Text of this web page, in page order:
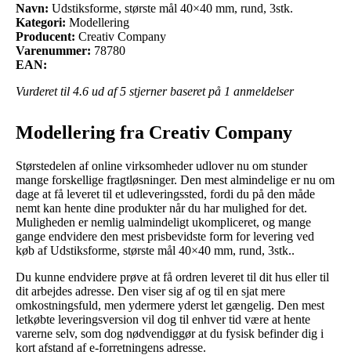
Navn: Udstiksforme, største mål 40×40 mm, rund, 3stk.
Kategori: Modellering
Producent: Creativ Company
Varenummer: 78780
EAN:
Vurderet til 4.6 ud af 5 stjerner baseret på 1 anmeldelser
Modellering fra Creativ Company
Størstedelen af online virksomheder udlover nu om stunder
mange forskellige fragtløsninger. Den mest almindelige er nu om
dage at få leveret til et udleveringssted, fordi du på den måde
nemt kan hente dine produkter når du har mulighed for det.
Muligheden er nemlig ualmindeligt ukompliceret, og mange
gange endvidere den mest prisbevidste form for levering ved
køb af Udstiksforme, største mål 40×40 mm, rund, 3stk..
Du kunne endvidere prøve at få ordren leveret til dit hus eller til
dit arbejdes adresse. Den viser sig af og til en sjat mere
omkostningsfuld, men ydermere yderst let gængelig. Den mest
letkøbte leveringsversion vil dog til enhver tid være at hente
varerne selv, som dog nødvendiggør at du fysisk befinder dig i
kort afstand af e-forretningens adresse.